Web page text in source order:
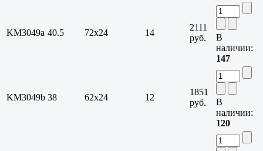
KM3049a 40.5 72х24 14
2111
руб.
В
наличии:
147
KM3049b 38 62х24 12
1851
руб.
В
наличии:
120